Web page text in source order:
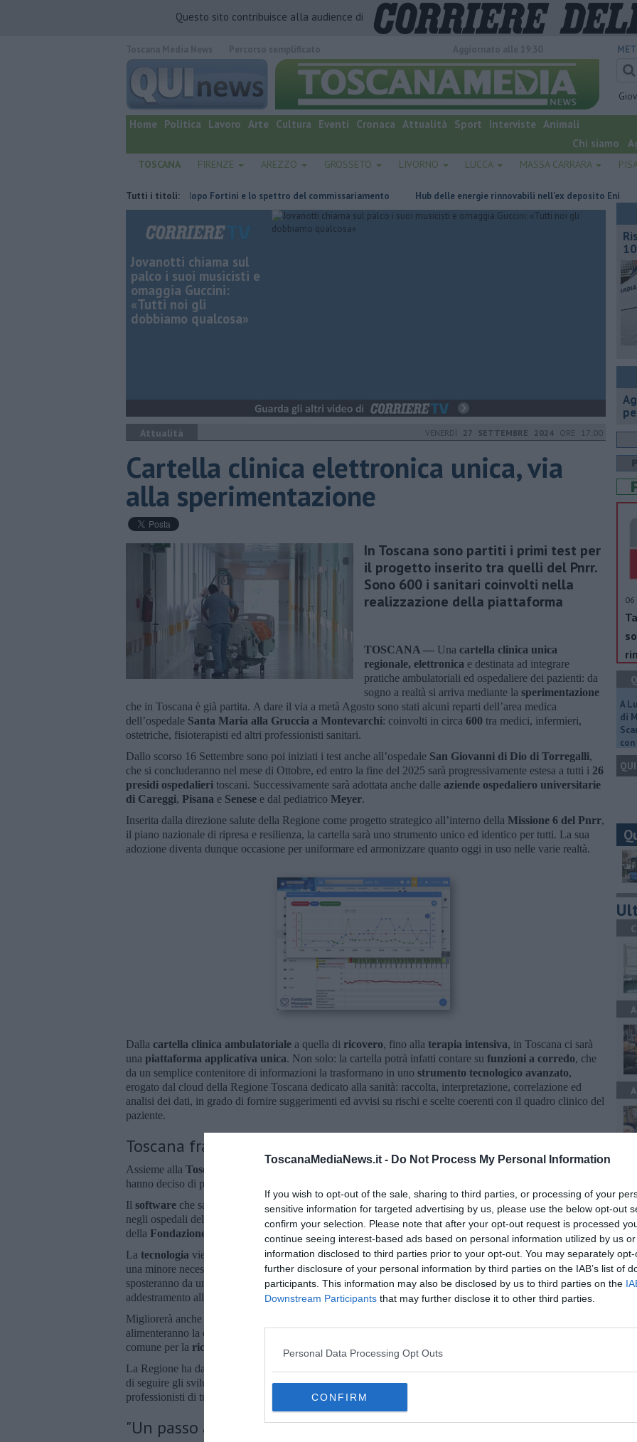
ToscanaMediaNews.it - Do Not Process My Personal Information
If you wish to opt-out of the sale, sharing to third parties, or processing of your
sensitive information for targeted advertising by us, please use the below opt-out
confirm your selection. Please note that after your opt-out request is processed
continue seeing interest-based ads based on personal information utilized by us
information disclosed to third parties prior to your opt-out. You may separately
further disclosure of your personal information by third parties on the IAB’s list of
participants. This information may also be disclosed by us to third parties on the
Downstream Participants that may further disclose it to other third parties.
Personal Data Processing Opt Outs
CONFIRM
Questo sito contribuisce alla audience di
quotidiano online.
Home Politica Lavoro Arte Cultura Eventi Cronaca Attualità Sport Interviste Animali
Chi siamo
TOSCANA FIRENZE AREZZO GROSSETO LIVORNO LUCCA MASSA CARRARA
Tutti i titoli:
Retiambiente, il dopo Fortini e lo spettro del commissariamento Hub delle energie rinnovabili nell'ex deposito Eni
Jovanotti chiama sul
palco i suoi musicisti e
omaggia Guccini:
«Tutti noi gli
dobbiamo qualcosa»
Attualità VENERDÌ 27 SETTEMBRE 2024 ORE 17:00
Cartella clinica elettronica unica, via
alla sperimentazione
In Toscana sono partiti i primi test per
il progetto inserito tra quelli del Pnrr.
Sono 600 i sanitari coinvolti nella
realizzazione della piattaforma
TOSCANA — Una cartella clinica unica
regionale, elettronica e destinata ad integrare
pratiche ambulatoriali ed ospedaliere dei pazienti: da
sogno a realtà si arriva mediante la sperimentazione
che in Toscana è già partita. A dare il via a metà Agosto sono stati alcuni reparti dell’area medica
dell’ospedale Santa Maria alla Gruccia a Montevarchi: coinvolti in circa 600 tra medici, infermieri,
ostetriche, fisioterapisti ed altri professionisti sanitari.
Dallo scorso 16 Settembre sono poi iniziati i test anche all’ospedale San Giovanni di Dio di Torregalli,
che si concluderanno nel mese di Ottobre, ed entro la fine del 2025 sarà progressivamente estesa a tutti i 26
presidi ospedalieri toscani. Successivamente sarà adottata anche dalle aziende ospedaliero universitarie
di Careggi, Pisana e Senese e dal pediatrico Meyer.
Inserita dalla direzione salute della Regione come progetto strategico all’interno della Missione 6 del Pnrr,
il piano nazionale di ripresa e resilienza, la cartella sarà uno strumento unico ed identico per tutti. La sua
adozione diventa dunque occasione per uniformare ed armonizzare quanto oggi in uso nelle varie realtà.
Dalla cartella clinica ambulatoriale a quella di ricovero, fino alla terapia intensiva, in Toscana ci sarà
una piattaforma applicativa unica. Non solo: la cartella potrà infatti contare su funzioni a corredo, che
da un semplice contenitore di informazioni la trasformano in uno strumento tecnologico avanzato,
erogato dal cloud della Regione Toscana dedicato alla sanità: raccolta, interpretazione, correlazione ed
analisi dei dati, in grado di fornire suggerimenti ed avvisi su rischi e scelte coerenti con il quadro clinico del
paziente.
Toscana fra le prime in Italia
Assieme alla Toscana
figurano tra le regioni pioniere che
hanno deciso di puntare alla cartella clinica elettronica unica.
Il software che sarà utilizzato per la nuova cartella clinica elettronica regionale è quello già oggi in uso
negli ospedali della Asl Toscana Nord-Ovest e all’ospedale Meyer di Firenze, sviluppato dagli informatici
della Fondazione Monasterio
in formato open source e già certificato.
La tecnologia viene in aiuto ai professionisti: maggiore circolarità dei dati e delle informazioni, ma anche
una minore necessità di formazione per il personale in mobilità. Se infatti un medico o un infermiere si
sposteranno da un ospedale ad un altro, non dovranno ricominciare da zero il proprio percorso di
addestramento all’utilizzo di un nuovo sistema.
Migliorerà anche per la
alimenteranno la cartella: una raccolta più efficace dei dati dei pazienti e che rappresenterà anche una base
comune per la ricerca scientifica
La Regione ha dato mandato ad
di seguire gli sviluppi del progetto, attraverso l’organizzazione di gruppi di lavoro che coinvolgano più
professionisti di tutte le aziende del sistema sanitario toscano.
"Un passo avanti per il sistema sanitario toscano"
06
A
di
QUI